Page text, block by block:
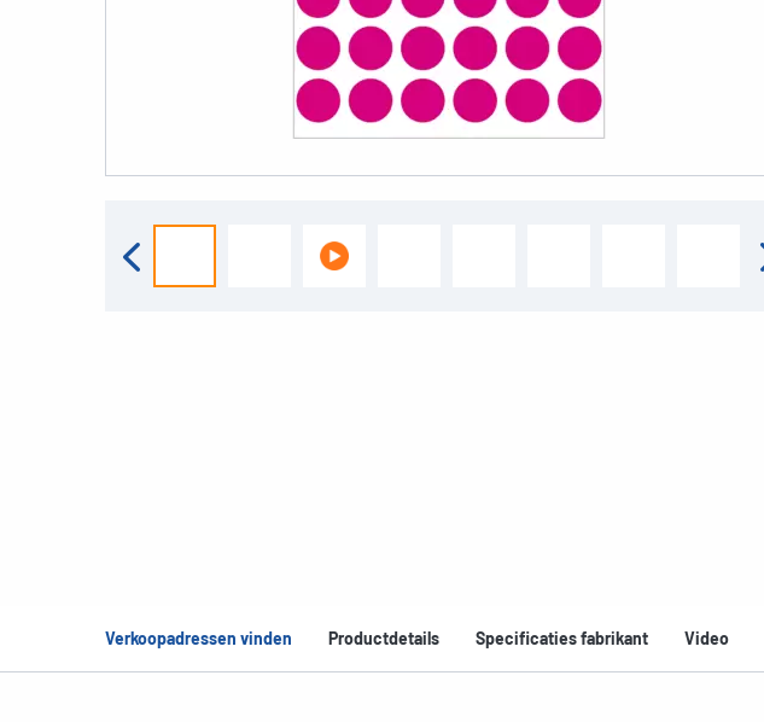
Verkoopadressen vinden Productdetails Specificaties fabrikant Video